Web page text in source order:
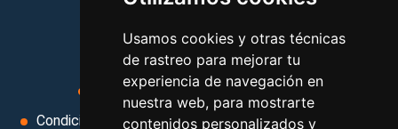
Usamos cookies y otras técnicas
de rastreo para mejorar tu
experiencia de navegación en
nuestra web, para mostrarte
contenidos personalizados y
MI AGENCIA
Aviso legal
Condiciones de uso
Condiciones Generales
Ley de Viajes Combinados